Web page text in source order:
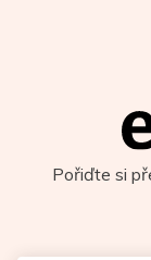
Pořiďte si